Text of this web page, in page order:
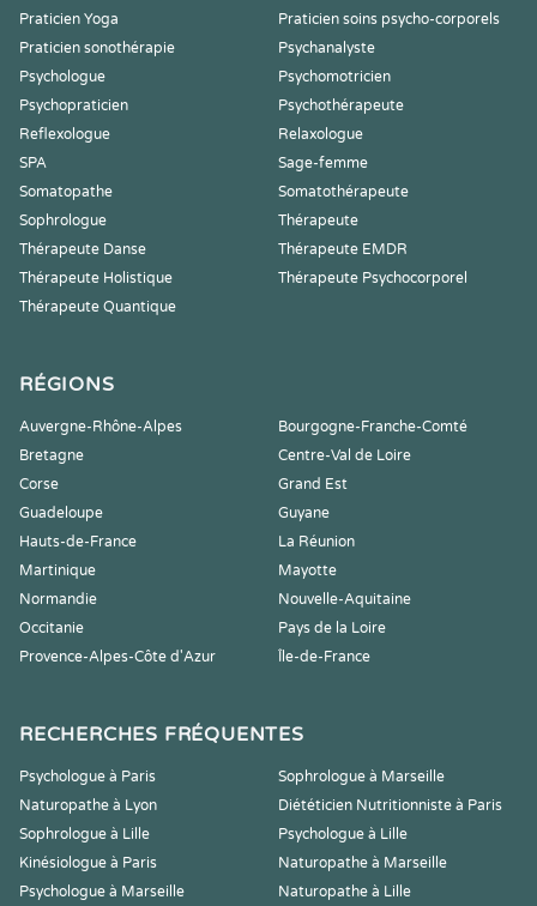
Praticien Yoga
Praticien soins psycho-corporels
Praticien sonothérapie
Psychanalyste
Psychologue
Psychomotricien
Psychopraticien
Psychothérapeute
Reflexologue
Relaxologue
SPA
Sage-femme
Somatopathe
Somatothérapeute
Sophrologue
Thérapeute
Thérapeute Danse
Thérapeute EMDR
Thérapeute Holistique
Thérapeute Psychocorporel
Thérapeute Quantique
RÉGIONS
Auvergne-Rhône-Alpes
Bourgogne-Franche-Comté
Bretagne
Centre-Val de Loire
Corse
Grand Est
Guadeloupe
Guyane
Hauts-de-France
La Réunion
Martinique
Mayotte
Normandie
Nouvelle-Aquitaine
Occitanie
Pays de la Loire
Provence-Alpes-Côte d'Azur
Île-de-France
RECHERCHES FRÉQUENTES
Psychologue à Paris
Sophrologue à Marseille
Naturopathe à Lyon
Diététicien Nutritionniste à Paris
Sophrologue à Lille
Psychologue à Lille
Kinésiologue à Paris
Naturopathe à Marseille
Psychologue à Marseille
Naturopathe à Lille